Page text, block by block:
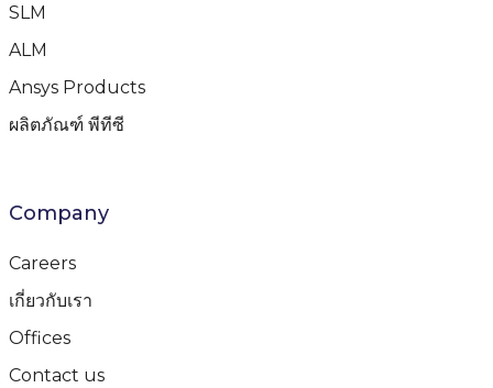
SLM
ALM
Ansys Products
ผลิตภัณฑ์ พีทีซี
Company
Careers
เกี่ยวกับเรา
Offices
Contact us